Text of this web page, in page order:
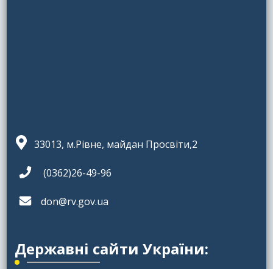
33013, м.Рівне, майдан Просвіти,2
(0362)26-49-96
don@rv.gov.ua
Державні сайти України: